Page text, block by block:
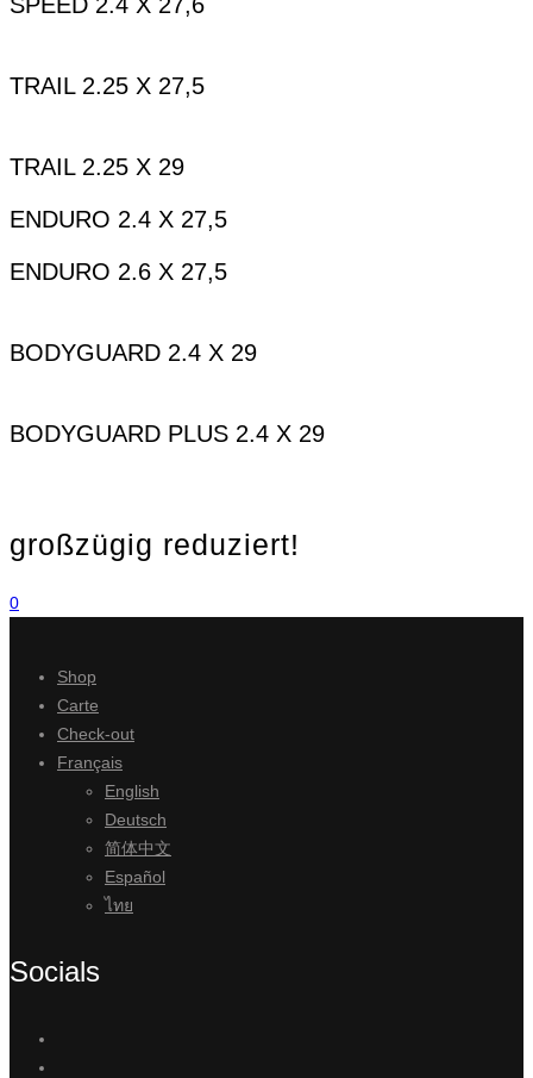
SPEED 2.4 X 27,6
TRAIL 2.25 X 27,5
TRAIL 2.25 X 29
ENDURO 2.4 X 27,5
ENDURO 2.6 X 27,5
BODYGUARD 2.4 X 29
BODYGUARD PLUS 2.4 X 29
großzügig reduziert!
0
Shop
Carte
Check-out
Français
English
Deutsch
简体中文
Español
ไทย
Socials